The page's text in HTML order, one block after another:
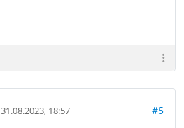
31.08.2023, 18:57 #5